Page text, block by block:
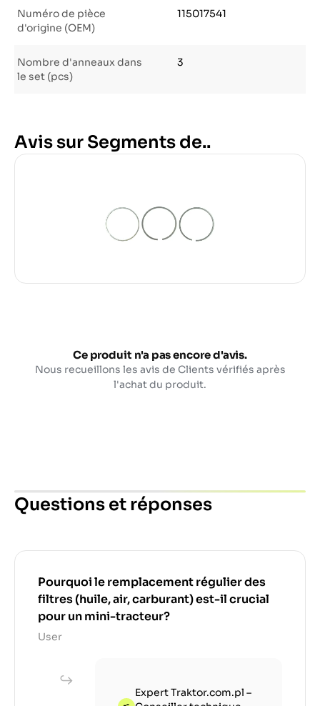
Numéro de pièce
d'origine (OEM)
115017541
Nombre d'anneaux dans
le set (pcs)
3
Avis sur Segments de..
Ce produit n'a pas encore d'avis.
Nous recueillons les avis de Clients vérifiés après
l'achat du produit.
Questions et réponses
Pourquoi le remplacement régulier des
filtres (huile, air, carburant) est-il crucial
pour un mini-tracteur?
User
Expert Traktor.com.pl –